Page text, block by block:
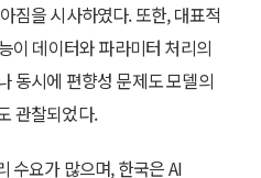
짐을 시사하였다. 또한, 대표적
이 데이터와 파라미터 처리의
동시에 편향성 문제도 모델의
관찰되었다.
수요가 많으며, 한국은 AI